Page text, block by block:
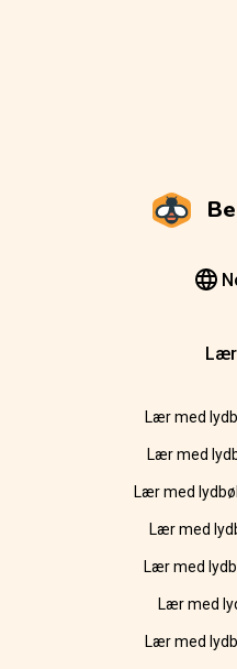
Lær med
Lær med
Lær med
Lær med
Lær med
Lær med
Lær med